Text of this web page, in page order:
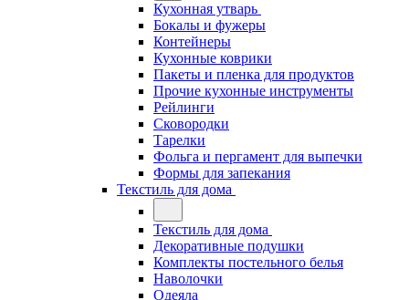
Кухонная утварь
Бокалы и фужеры
Контейнеры
Кухонные коврики
Пакеты и пленка для продуктов
Прочие кухонные инструменты
Рейлинги
Сковородки
Тарелки
Фольга и пергамент для выпечки
Формы для запекания
Текстиль для дома
Текстиль для дома
Декоративные подушки
Комплекты постельного белья
Наволочки
Одеяла